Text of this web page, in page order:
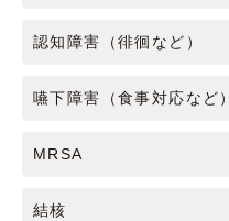
認知障害（徘徊など）
嚥下障害（食事対応など）
MRSA
結核